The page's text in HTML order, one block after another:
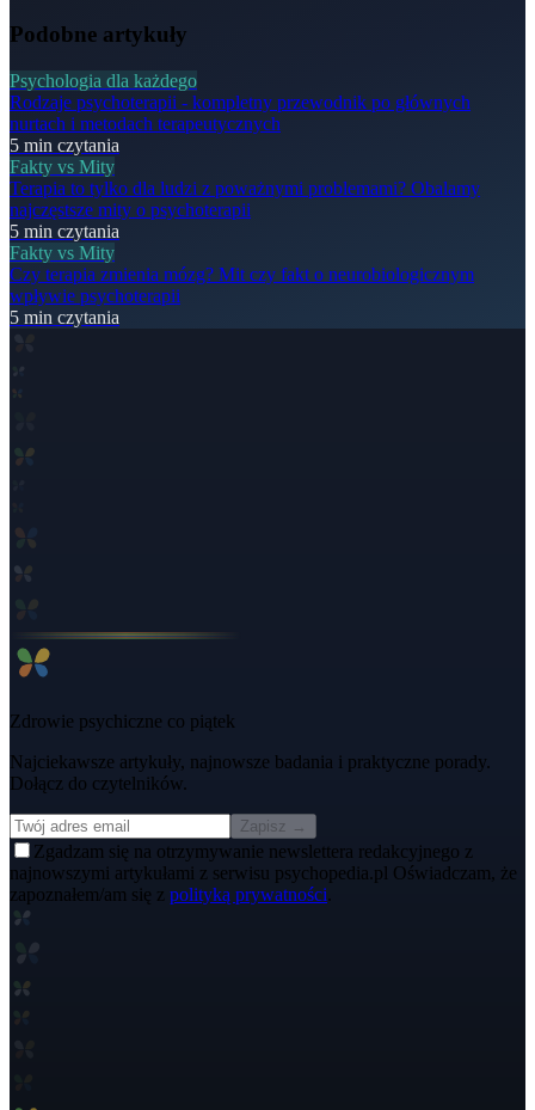
Podobne artykuły
Psychologia dla każdego
Rodzaje psychoterapii - kompletny przewodnik po głównych
nurtach i metodach terapeutycznych
5 min czytania
Fakty vs Mity
Terapia to tylko dla ludzi z poważnymi problemami? Obalamy
najczęstsze mity o psychoterapii
5 min czytania
Fakty vs Mity
Czy terapia zmienia mózg? Mit czy fakt o neurobiologicznym
wpływie psychoterapii
5 min czytania
Zdrowie psychiczne co piątek
Najciekawsze artykuły, najnowsze badania i praktyczne porady.
Dołącz do czytelników.
Zapisz →
Zgadzam się na otrzymywanie newslettera redakcyjnego z
najnowszymi artykułami z serwisu psychopedia.pl Oświadczam, że
zapoznałem/am się z polityką prywatności.